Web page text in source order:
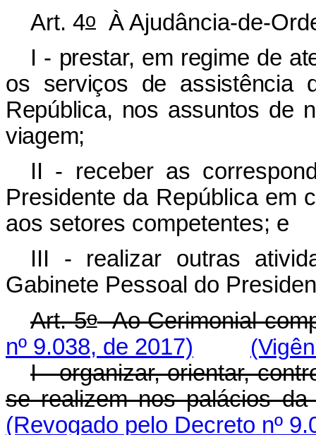
Art. 4o
À Ajudância-de-
I - prestar, em regime de
os serviços de assistência
República, nos assuntos de
viagem;
II - receber as
Presidente da República em
aos setores competentes; e
III - realizar outras
Gabinete Pessoal do
Art. 5oAo Cerimonial
nº 9.038, de 2017)
I - organizar, orientar,
se realizem nos palácios
(Revogado pelo Decreto nº